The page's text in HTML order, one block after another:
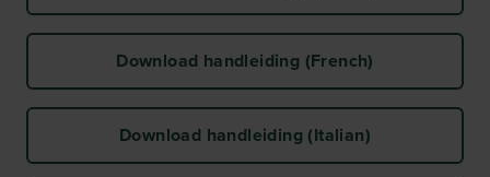
Download handleiding (French)
Download handleiding (Italian)